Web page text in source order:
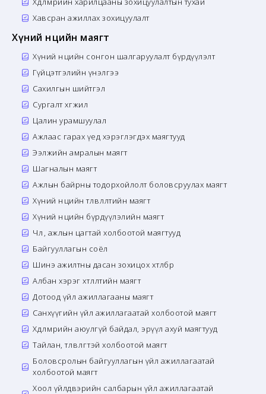
Хавсран ажиллах зохицуулалт
Хүний нөөцийн маягт
Хүний нөөцийн сонгон шалгаруулалт бүрдүүлэлт
Гүйцэтгэлийн үнэлгээ
Сахилгын шийтгэл
Сургалт хөгжил
Цалин урамшуулал
Ажлаас гарах үед хэрэглэгдэх маягтууд
Ээлжийн амралын маягт
Шагналын маягт
Ажлын байрны тодорхойлолт боловсруулах маягт
Хүний нөөцийн төлөвлөлтийн маягт
Хүний нөөцийн бүрдүүлэлийн маягт
Чөлөө, ажлын цагтай холбоотой маягтууд
Байгууллагын соёл
Шинэ ажилтны дасан зохицох хөтөлбөр
Албан хэрэг хөтлөлтийн маягт
Дотоод үйл ажиллагааны маягт
Санхүүгийн үйл ажиллагаатай холбоотой маягт
Хөдөлмөрийн аюулгүй байдал, эрүүл ахуй маягтууд
Тайлан, төлөвлөгөөтэй холбоотой маягт
Боловсролын байгууллагын үйл ажиллагаатай
холбоотой маягт
Хоол үйлдвэрийн салбарын үйл ажиллагаатай